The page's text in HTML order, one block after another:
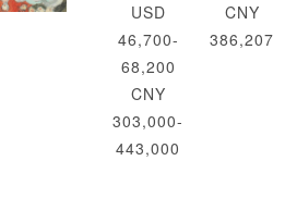
USD
46,700-
68,200
CNY
303,000-
443,000
CNY
386,207